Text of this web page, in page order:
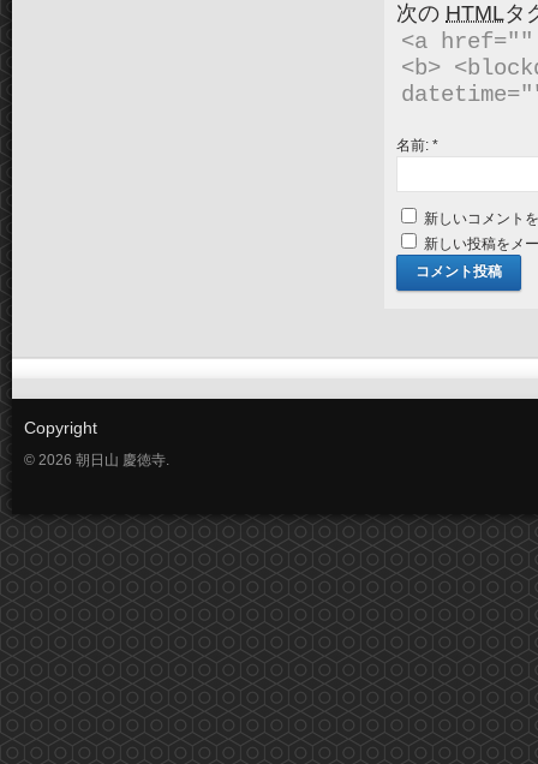
次の HTMLタ
<a
<b>
名前: *
新しいコメント
新しい投稿をメ
Copyright
© 2026 朝日山 慶徳寺.